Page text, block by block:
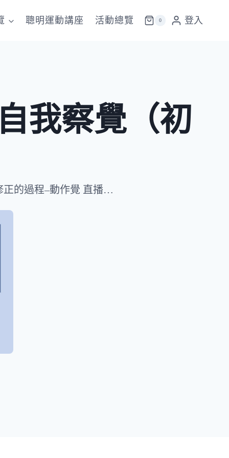
聰明運動講座 活動總覽 0 登入
我察覺（初
正的過程–動作覺 直播…